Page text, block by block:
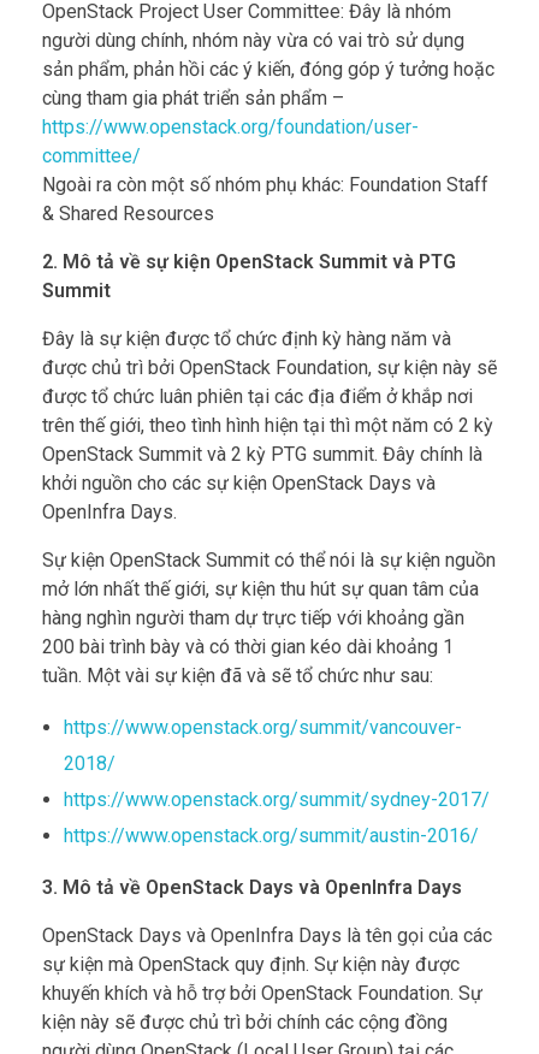
OpenStack Project User Committee: Đây là nhóm
người dùng chính, nhóm này vừa có vai trò sử dụng
sản phẩm, phản hồi các ý kiến, đóng góp ý tưởng hoặc
cùng tham gia phát triển sản phẩm –
https://www.openstack.org/foundation/user-
committee/
Ngoài ra còn một số nhóm phụ khác: Foundation Staff
& Shared Resources
2. Mô tả về sự kiện OpenStack Summit và PTG
Summit
Đây là sự kiện được tổ chức định kỳ hàng năm và
được chủ trì bởi OpenStack Foundation, sự kiện này sẽ
được tổ chức luân phiên tại các địa điểm ở khắp nơi
trên thế giới, theo tình hình hiện tại thì một năm có 2 kỳ
OpenStack Summit và 2 kỳ PTG summit. Đây chính là
khởi nguồn cho các sự kiện OpenStack Days và
OpenInfra Days.
Sự kiện OpenStack Summit có thể nói là sự kiện nguồn
mở lớn nhất thế giới, sự kiện thu hút sự quan tâm của
hàng nghìn người tham dự trực tiếp với khoảng gần
200 bài trình bày và có thời gian kéo dài khoảng 1
tuần. Một vài sự kiện đã và sẽ tổ chức như sau:
https://www.openstack.org/summit/vancouver-
2018/
https://www.openstack.org/summit/sydney-2017/
https://www.openstack.org/summit/austin-2016/
3. Mô tả về OpenStack Days và OpenInfra Days
OpenStack Days và OpenInfra Days là tên gọi của các
sự kiện mà OpenStack quy định. Sự kiện này được
khuyến khích và hỗ trợ bởi OpenStack Foundation. Sự
kiện này sẽ được chủ trì bởi chính các cộng đồng